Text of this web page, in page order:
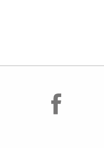
facebook